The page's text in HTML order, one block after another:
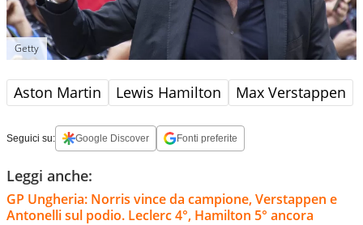
Getty
Aston Martin Lewis Hamilton Max Verstappen
Seguici su: Google Discover Fonti preferite
Leggi anche:
GP Ungheria: Norris vince da campione, Verstappen e
Antonelli sul podio. Leclerc 4°, Hamilton 5° ancora